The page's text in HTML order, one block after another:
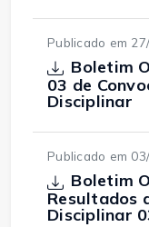
Publicado em
Boletim
03 de
Disciplinar
Publicado em
Boletim
Resultados
Disciplinar